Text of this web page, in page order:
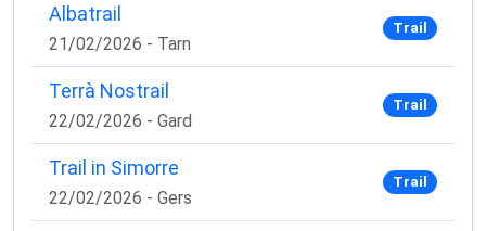
Albatrail
21/02/2026 - Tarn
Trail
Terrà Nostrail
22/02/2026 - Gard
Trail
Trail in Simorre
22/02/2026 - Gers
Trail